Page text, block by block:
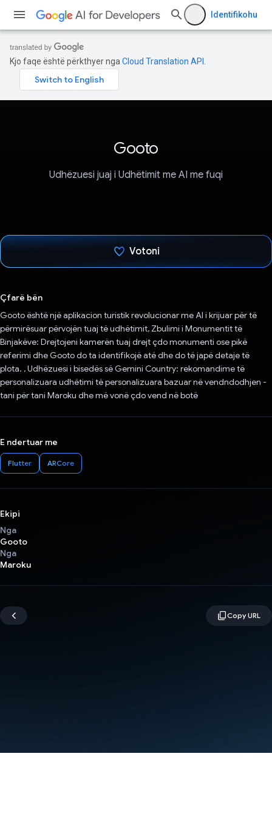
Identifikohu
Kjo faqe është përkthyer nga Cloud Translation API
Gooto
Udhëzuesi juaj i Udhëtimit me AI me fuqi
Votoni
Çfarë bën
Gooto është një aplikacion turistik revolucionar me AI i krijuar për të
përmirësuar përvojën tuaj të udhëtimit, Zbulimi i Monumentit të
Binjakëve: Drejtojeni kamerën tuaj drejt çdo monumenti ose pikë
referimi dhe Gooto do ta identifikojë atë dhe do të japë detaje të
plota. , Udhëzuesi i bisedës së Gemini Country: rekomandime të
personalizuara udhëtimi të personalizuara bazuar në vendndodhjen -
tani për tani Maroku dhe më vonë çdo vend në botë
E ndertuar me
Flutter ARCore
Ekipi
Nga
Gooto
Nga
Maroku